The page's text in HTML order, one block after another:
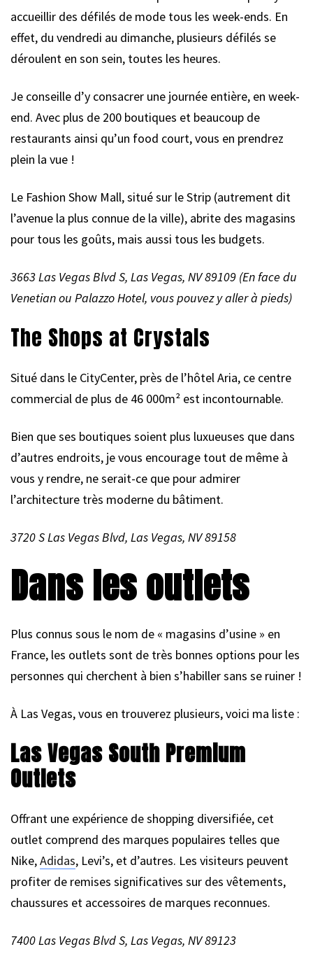
accueillir des défilés de mode tous les week-ends. En
effet, du vendredi au dimanche, plusieurs défilés se
déroulent en son sein, toutes les heures.
Je conseille d’y consacrer une journée entière, en week-
end. Avec plus de 200 boutiques et beaucoup de
restaurants ainsi qu’un food court, vous en prendrez
plein la vue !
Le Fashion Show Mall, situé sur le Strip (autrement dit
l’avenue la plus connue de la ville), abrite des magasins
pour tous les goûts, mais aussi tous les budgets.
3663 Las Vegas Blvd S, Las Vegas, NV 89109 (En face du
Venetian ou Palazzo Hotel, vous pouvez y aller à pieds)
The Shops at Crystals
Situé dans le CityCenter, près de l’hôtel Aria, ce centre
commercial de plus de 46 000m² est incontournable.
Bien que ses boutiques soient plus luxueuses que dans
d’autres endroits, je vous encourage tout de même à
vous y rendre, ne serait-ce que pour admirer
l’architecture très moderne du bâtiment.
3720 S Las Vegas Blvd, Las Vegas, NV 89158
Dans les outlets
Plus connus sous le nom de « magasins d’usine » en
France, les outlets sont de très bonnes options pour les
personnes qui cherchent à bien s’habiller sans se ruiner !
À Las Vegas, vous en trouverez plusieurs, voici ma liste :
Las Vegas South Premium
Outlets
Offrant une expérience de shopping diversifiée, cet
outlet comprend des marques populaires telles que
Nike,Adidas, Levi’s, et d’autres. Les visiteurs peuvent
profiter de remises significatives sur des vêtements,
chaussures et accessoires de marques reconnues.
7400 Las Vegas Blvd S, Las Vegas, NV 89123